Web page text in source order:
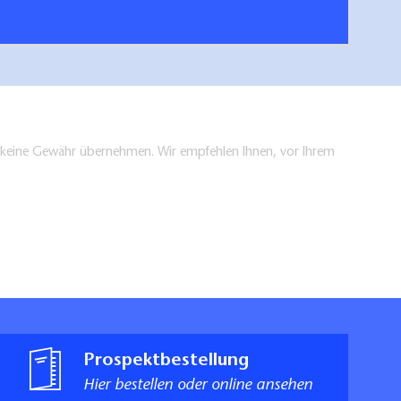
Gewähr übernehmen. Wir empfehlen Ihnen, vor Ihrem
Prospektbestellung
Hier bestellen oder online ansehen